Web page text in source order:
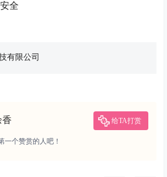
全
有限公司
香 给TA打赏
一个赞赏的人吧！